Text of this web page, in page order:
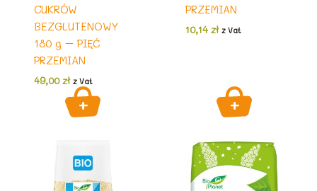
CUKRÓW
BEZGLUTENOWY
180 g – PIĘĆ
PRZEMIAN
49,00zł z Vat
PRZEMIAN
10,14 zł z Vat